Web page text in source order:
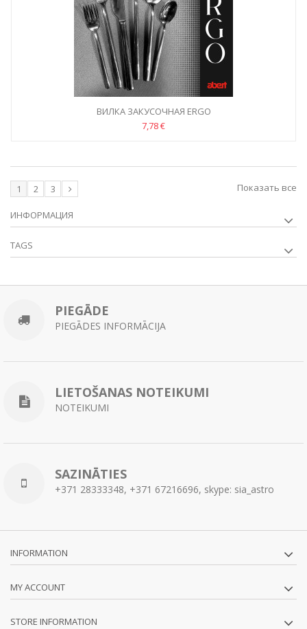
ВИЛКА ЗАКУСОЧНАЯ ERGO
7,78 €
Показать все
1 2 3
ИНФОРМАЦИЯ
TAGS
PIEGĀDE
PIEGĀDES INFORMĀCIJA
LIETOŠANAS NOTEIKUMI
NOTEIKUMI
SAZINĀTIES
+371 28333348, +371 67216696, skype: sia_astro
INFORMATION
MY ACCOUNT
STORE INFORMATION